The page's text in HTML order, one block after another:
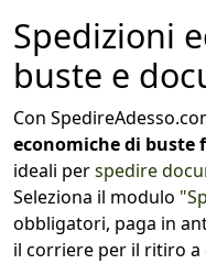
Spedizioni
buste e
Con
economiche di buste
ideali perspedire
Seleziona il modulo
obbligatori, paga in
il corriere per il ritiro a